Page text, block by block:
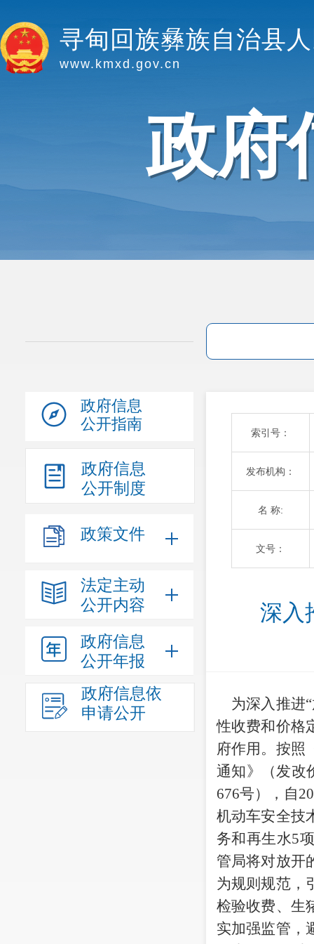
寻甸回族彝族自治县
www.kmxd.gov.cn
政府
政府信息
公开指南
政府信息
公开制度
政策文件
法定主动
公开内容
政府信息
公开年报
政府信息依
申请公开
索引号：
发布机构：
名 称:
文号：
深入
为深入推进
性收费和价格
府作用。按照
通知》（发改
676号），自
机动车安全技
务和再生水5
管局将对放开
为规则规范，
检验收费、生
实加强监管，